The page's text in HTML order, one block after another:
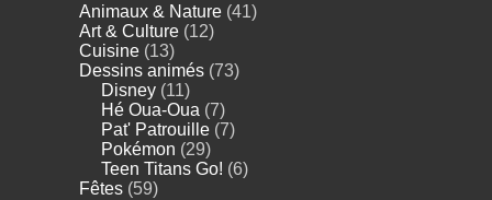
Animaux & Nature (41)
Art & Culture (12)
Cuisine (13)
Dessins animés (73)
Disney (11)
Hé Oua-Oua (7)
Pat' Patrouille (7)
Pokémon (29)
Teen Titans Go! (6)
Fêtes (59)